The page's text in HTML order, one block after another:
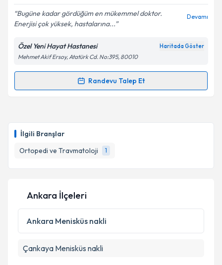
İlgili Branşlar
Ortopedi ve Travmatoloji
1
Bugüne kadar gördüğüm en mükemmel doktor.
Enerjisi çok yüksek, hastalarına...
Devamı
Özel Yeni Hayat Hastanesi Haritada Göster
Mehmet Akif Ersoy, Atatürk Cd. No:395, 80010
Randevu Talep Et
Randevu Takvimi Talebi
için bir takvim hazırlandığında e-posta ile
bilgilendireceğiz.
E-posta Adresiniz
Kişisel verilerimin işlenmesine ilişkin
Metni'ni okudum ve kişisel verilerimin belirtilen
Ankara İlçeleri
Ankara Menisküs nakli
Çankaya Menisküs nakli